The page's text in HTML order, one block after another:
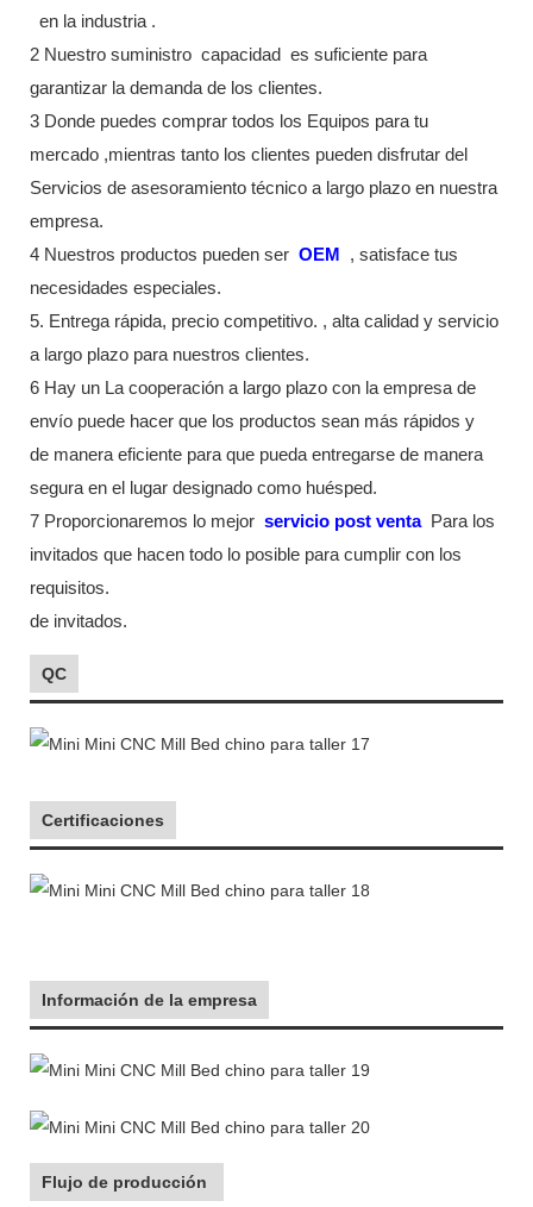
en la industria .
2 Nuestro suministro capacidad
es suficiente para
garantizar la demanda de los clientes.
3 Donde puedes comprar todos los Equipos para tu
mercado ,mientras tanto los clientes pueden disfrutar del
Servicios de asesoramiento técnico a largo plazo en nuestra
empresa.
4 Nuestros productos pueden ser OEM
, satisface tus
necesidades especiales.
5. Entrega rápida, precio competitivo. , alta calidad y servicio
a largo plazo para nuestros clientes.
6 Hay un La cooperación a largo plazo con la empresa de
envío puede hacer que los productos sean más rápidos y
de manera eficiente para que pueda entregarse de manera
segura en el lugar designado como huésped.
7 Proporcionaremos lo mejor servicio post venta Para los
invitados que hacen todo lo posible para cumplir con los
requisitos.
de invitados.
QC
Certificaciones
Información de la empresa
Flujo de producción